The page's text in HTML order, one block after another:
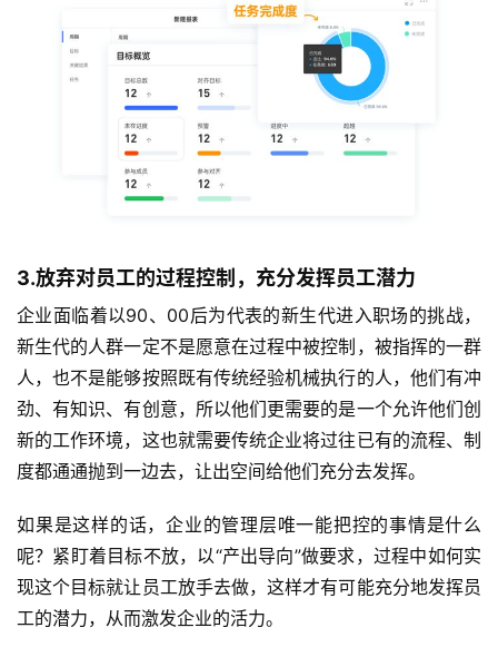
3.放弃对员工的过程控制，充分发挥员工潜力
企业面临着以90、00后为代表的新生代进入职场的挑战，
新生代的人群一定不是愿意在过程中被控制，被指挥的一群
人，也不是能够按照既有传统经验机械执行的人，他们有冲
劲、有知识、有创意，所以他们更需要的是一个允许他们创
新的工作环境，这也就需要传统企业将过往已有的流程、制
度都通通抛到一边去，让出空间给他们充分去发挥。
如果是这样的话，企业的管理层唯一能把控的事情是什么
呢？紧盯着目标不放，以“产出导向”做要求，过程中如何实
现这个目标就让员工放手去做，这样才有可能充分地发挥员
工的潜力，从而激发企业的活力。